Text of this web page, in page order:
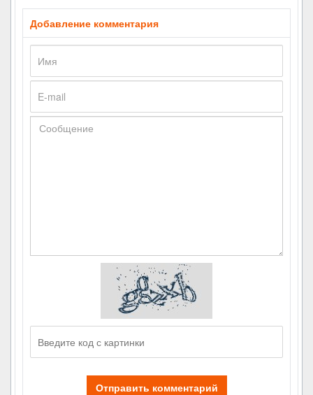
Добавление комментария
Отправить комментарий